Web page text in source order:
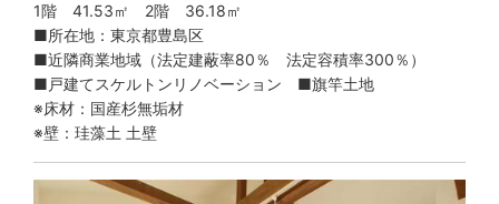
1階 41.53㎡ 2階 36.18㎡
■所在地：東京都豊島区
■近隣商業地域（法定建蔽率80％ 法定容積率300％）
■戸建てスケルトンリノベーション ■旗竿土地
※床材：国産杉無垢材
※壁：珪藻土 土壁